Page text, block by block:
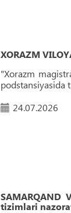
XORAZM
"Xorazm
podstansiyasida
24.07.2026
SAMARQAND
tizimlari